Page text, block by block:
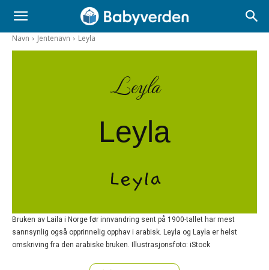
Navn Jentenavn Leyla
Leyla
Leyla
Leyla
Bruken av Laila i Norge før innvandring sent på 1900-tallet har mest
sannsynlig også opprinnelig opphav i arabisk. Leyla og Layla er helst
omskriving fra den arabiske bruken. Illustrasjonsfoto: iStock